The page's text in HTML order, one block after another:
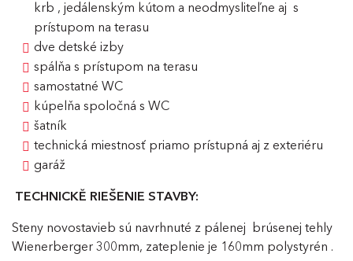
krb , jedálenským kútom a neodmysliteľne aj s
prístupom na terasu
dve detské izby
spálňa s prístupom na terasu
samostatné WC
kúpelňa spoločná s WC
šatník
technická miestnosť priamo prístupná aj z exteriéru
garáž
TECHNICKĚ RIEŠENIE STAVBY:
Steny novostavieb sú navrhnuté z pálenej brúsenej tehly
Wienerberger 300mm, zateplenie je 160mm polystyrén .